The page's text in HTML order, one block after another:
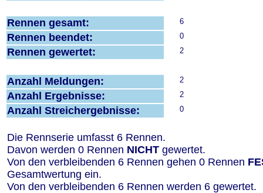
Rennen gesamt: 6
Rennen beendet: 0
Rennen gewertet: 2
Anzahl Meldungen: 2
Anzahl Ergebnisse: 2
Anzahl Streichergebnisse: 0
Die Rennserie umfasst 6 Rennen.
Davon werden 0 Rennen NICHT gewertet.
Von den verbleibenden 6 Rennen gehen 0 Rennen
Gesamtwertung ein.
Von den verbleibenden 6 Rennen werden 6 gewertet.